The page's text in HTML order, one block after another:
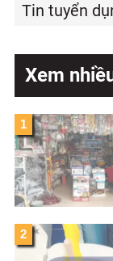
Tin tuyển
Xem
1
2